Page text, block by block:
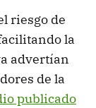
riesgo de
la
advertían
de la
publicado